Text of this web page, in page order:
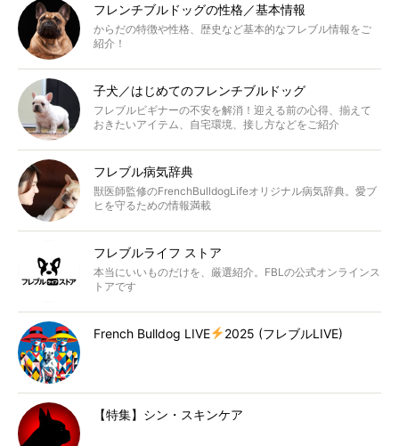
フレンチブルドッグの性格／基本情報
からだの特徴や性格、歴史など基本的なフレブル情報をご
紹介！
子犬／はじめてのフレンチブルドッグ
フレブルビギナーの不安を解消！迎える前の心得、揃えて
おきたいアイテム、自宅環境、接し方などをご紹介
フレブル病気辞典
獣医師監修のFrenchBulldogLifeオリジナル病気辞典。愛ブ
ヒを守るための情報満載
フレブルライフ ストア
本当にいいものだけを、厳選紹介。FBLの公式オンラインス
トアです
French Bulldog LIVE 2025 (フレブルLIVE)
【特集】シン・スキンケア